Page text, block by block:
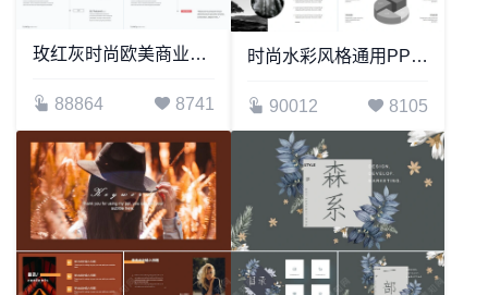
玫红灰时尚欧美商业计划书通用PPT模板
88864 8741
时尚水彩风格通用PPT模板(65)
90012 8105